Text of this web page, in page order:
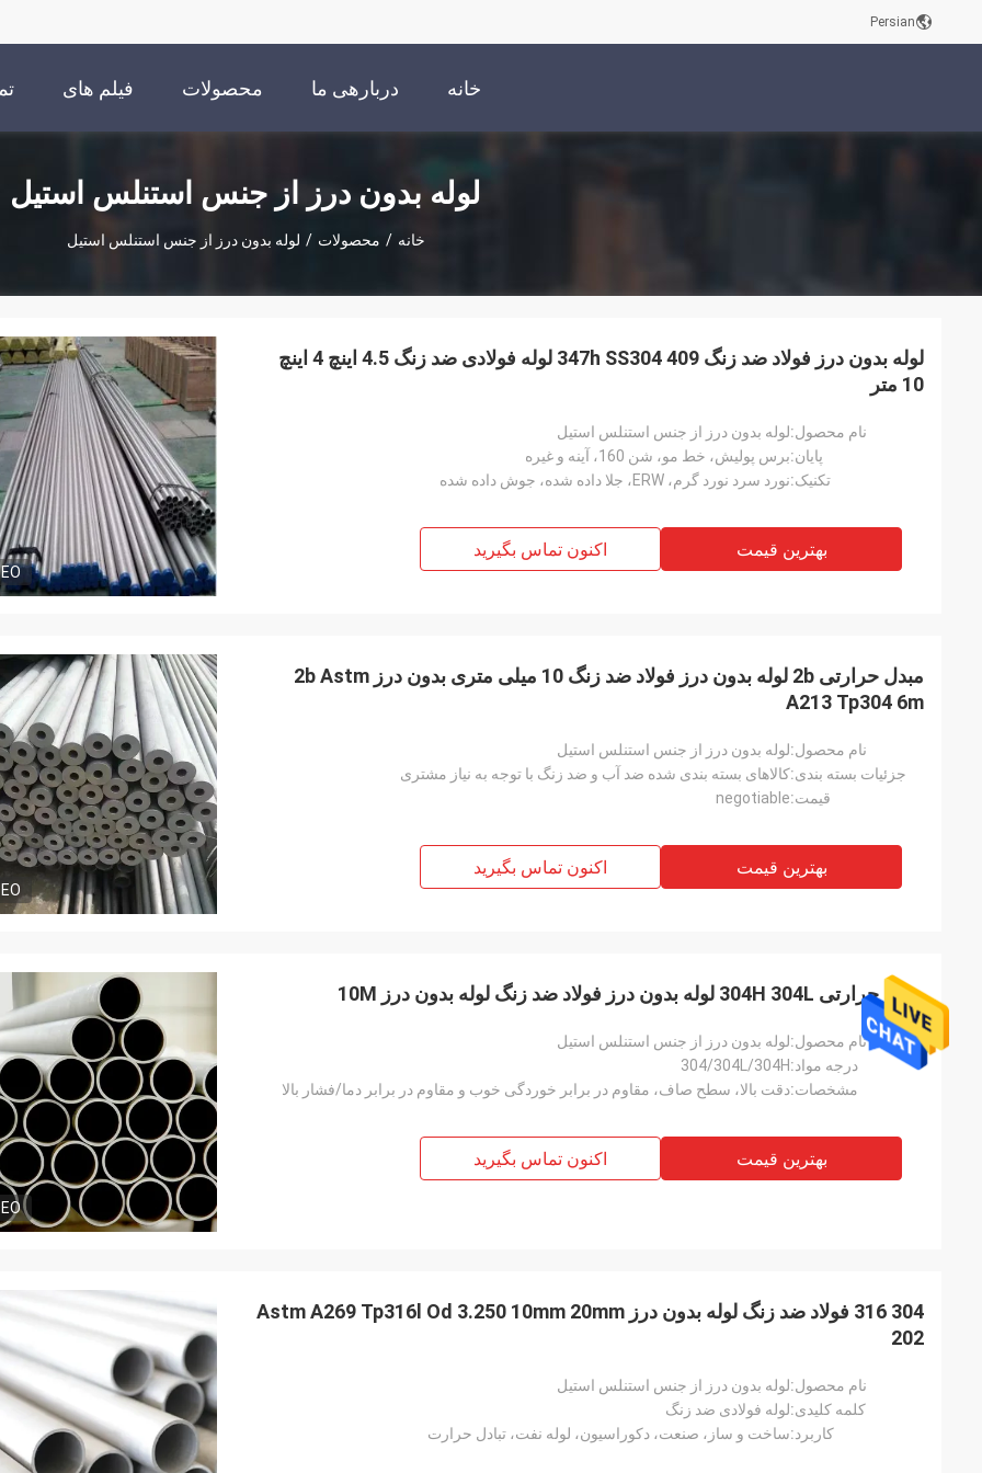
Persian
خانه دربارهی ما محصولات فیلم های
لوله بدون درز از جنس استنلس استیل
خانه / محصولات / لوله بدون درز از جنس استنلس استیل
آقای وانگ
باشد که شرکت شما روز به روز
Szczerze życzę Wuxi Deruifeng Metal
آقای لین
با فرا رسیدن سال نو، برای شما آرزوی توسعه،
توسعه تجارت، رفاه و ثروت دارم! ما همیشه یک
لوله بدون درز فولاد ضد زنگ 409 347h SS304 لوله فولادی ضد زنگ 4.5 اینچ 4 اینچ
10 متر
نام محصول:لوله بدون درز از جنس استنلس استیل
پایان:برس پولیش، خط مو، شن 160، آینه و غیره
تکنیک:نورد سرد نورد گرم، ERW، جلا داده شده، جوش داده شده
بهترین قیمت اکنون تماس بگیرید
مبدل حرارتی 2b لوله بدون درز فولاد ضد زنگ 10 میلی متری بدون درز 2b Astm
A213 Tp304 6m
نام محصول:لوله بدون درز از جنس استنلس استیل
جزئیات بسته بندی:کالاهای بسته بندی شده ضد آب و ضد زنگ با توجه به نیاز مشتری
قیمت:negotiable
بهترین قیمت اکنون تماس بگیرید
مبدل حرارتی 304H 304L لوله بدون درز فولاد ضد زنگ لوله بدون درز 10M
نام محصول:لوله بدون درز از جنس استنلس استیل
درجه مواد:304/304L/304H
مشخصات:دقت بالا، سطح صاف، مقاوم در برابر خوردگی خوب و مقاوم در برابر دما/فشار بالا
بهترین قیمت اکنون تماس بگیرید
304 316 فولاد ضد زنگ لوله بدون درز Astm A269 Tp316l Od 3.250 10mm 20mm
202
نام محصول:لوله بدون درز از جنس استنلس استیل
کلمه کلیدی:لوله فولادی ضد زنگ
کاربرد:ساخت و ساز، صنعت، دکوراسیون، لوله نفت، تبادل حرارت